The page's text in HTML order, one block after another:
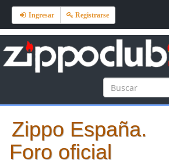
Ingresar Registrarse
Zippo España.
Foro oficial